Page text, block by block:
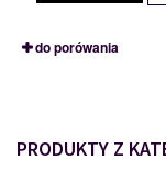
do porówania
PRODUKTY Z